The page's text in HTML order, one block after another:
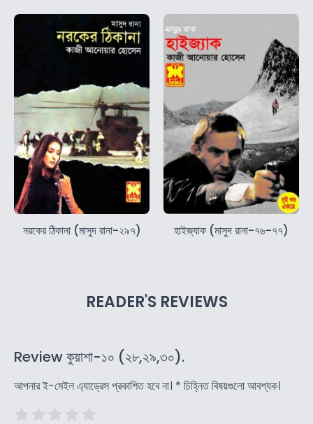
নরকের ঠিকানা (মাসুদ রানা-২৯৭) হাইজ্যাক (মাসুদ রানা-৭৬-৭৭)
READER'S REVIEWS
Review কুয়াশা-১০ (২৮,২৯,৩০).
আপনার ই-মেইল এ্যাড্রেস প্রকাশিত হবে না। * চিহ্নিত বিষয়গুলো আবশ্যক।